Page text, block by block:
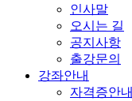
인사말
오시는 길
공지사항
출강문의
강좌안내
자격증안내